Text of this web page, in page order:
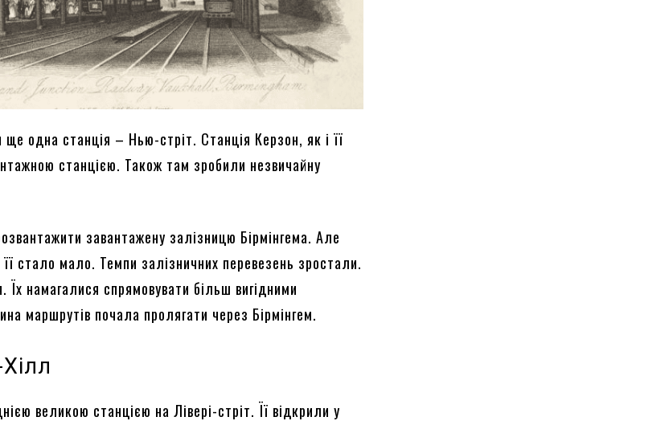
ще одна станція – Нью-стріт. Станція Керзон, як і її
станцією. Також там зробили незвичайну
завантажену залізницю Бірмінгема. Але
її стало мало. Темпи залізничних перевезень зростали.
намагалися спрямовувати більш вигідними
маршрутів почала пролягати через Бірмінгем.
великою станцією на Лівері-стріт. Її відкрили у